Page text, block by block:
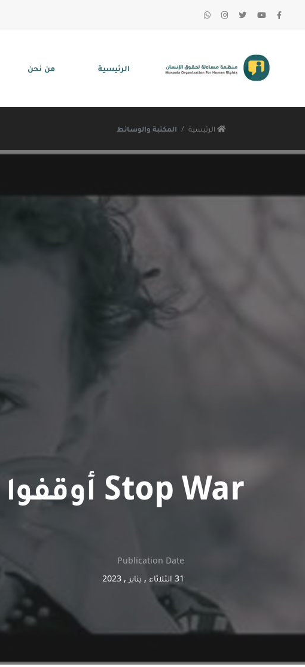
الرئيسية من نحن
الرئيسية المكتبة والوسائط
Stop War أوقفوا الحرب
Publication Date
31 الثلاثاء , يناير , 2023